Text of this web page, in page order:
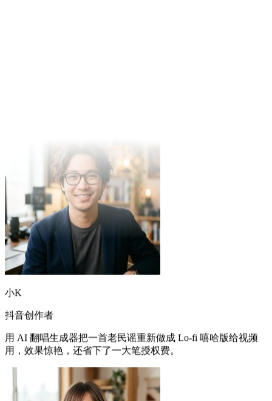
小K
抖音创作者
用 AI 翻唱生成器把一首老民谣重新做成 Lo-fi 嘻哈版给视频
用，效果惊艳，还省下了一大笔授权费。